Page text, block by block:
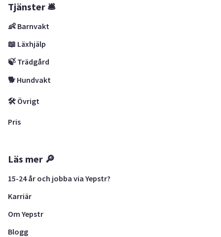
Tjänster 🛎
👶 Barnvakt
📖 Läxhjälp
🍃 Trädgård
🐕 Hundvakt
🛠 Övrigt
Pris
Läs mer 🔎
15-24 år och jobba via Yepstr?
Karriär
Om Yepstr
Blogg